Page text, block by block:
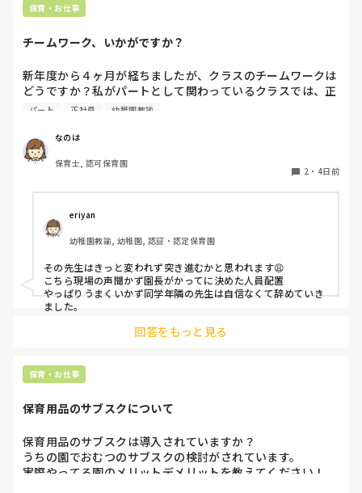
保育・お仕事
チームワーク、いかがですか？
新年度から４ヶ月が経ちましたが、クラスのチームワークは
どうですか？私がパートとして関わっているクラスでは、正
社員の連携が取れておらずギクシャクしています。ボス的な
という形です。もう少しチーム保育が出来たら肩の力が抜け
て楽なんじゃないかなぁと思います。
パート 正社員 幼稚園教諭
なのは
保育士, 認可保育園
2 ・ 4日前
eriyan
幼稚園教諭, 幼稚園, 認証・認定保育園
その先生はきっと変われず突き進むかと思われます😩
こちら現場の声聞かず園長がかってに決めた人員配置
やっぱりうまくいかず同学年隣の先生は自信なくて辞めていき
ました。
回答をもっと見る
保育・お仕事
保育用品のサブスクについて
保育用品のサブスクは導入されていますか？
うちの園でおむつのサブスクの検討がされています。
実際やってる園のメリットデメリットを教えてください！